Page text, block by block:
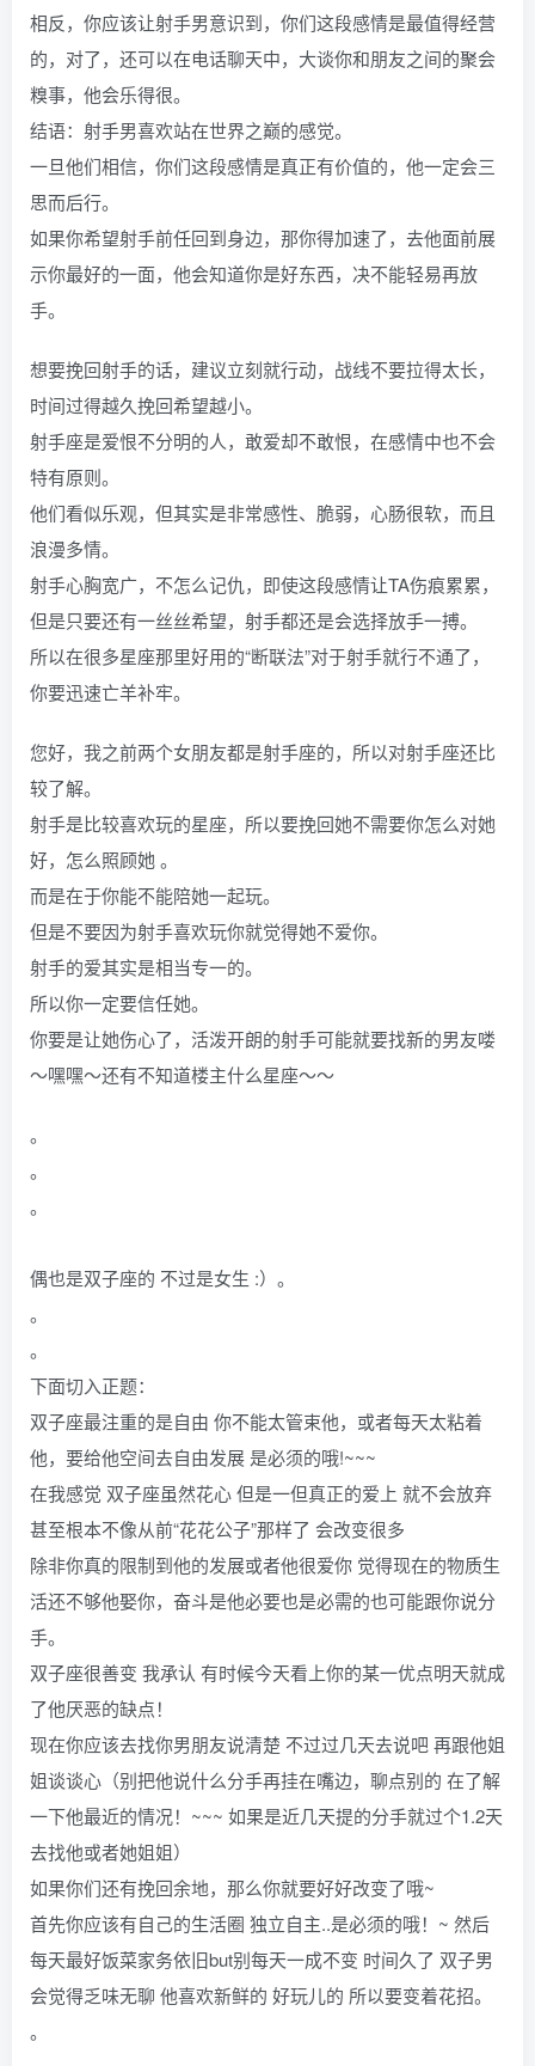
相反，你应该让射手男意识到，你们这段感情是最值得经营
的，对了，还可以在电话聊天中，大谈你和朋友之间的聚会
糗事，他会乐得很。
结语：射手男喜欢站在世界之巅的感觉。
一旦他们相信，你们这段感情是真正有价值的，他一定会三
思而后行。
如果你希望射手前任回到身边，那你得加速了，去他面前展
示你最好的一面，他会知道你是好东西，决不能轻易再放
手。
想要挽回射手的话，建议立刻就行动，战线不要拉得太长，
时间过得越久挽回希望越小。
射手座是爱恨不分明的人，敢爱却不敢恨，在感情中也不会
特有原则。
他们看似乐观，但其实是非常感性、脆弱，心肠很软，而且
浪漫多情。
射手心胸宽广，不怎么记仇，即使这段感情让TA伤痕累累，
但是只要还有一丝丝希望，射手都还是会选择放手一搏。
所以在很多星座那里好用的“断联法”对于射手就行不通了，
你要迅速亡羊补牢。
您好，我之前两个女朋友都是射手座的，所以对射手座还比
较了解。
射手是比较喜欢玩的星座，所以要挽回她不需要你怎么对她
好，怎么照顾她 。
而是在于你能不能陪她一起玩。
但是不要因为射手喜欢玩你就觉得她不爱你。
射手的爱其实是相当专一的。
所以你一定要信任她。
你要是让她伤心了，活泼开朗的射手可能就要找新的男友喽
～嘿嘿～还有不知道楼主什么星座～～
。
。
。
偶也是双子座的 不过是女生 :）。
。
。
下面切入正题：
双子座最注重的是自由 你不能太管束他，或者每天太粘着
他，要给他空间去自由发展 是必须的哦!~~~
在我感觉 双子座虽然花心 但是一但真正的爱上 就不会放弃
甚至根本不像从前“花花公子”那样了 会改变很多
除非你真的限制到他的发展或者他很爱你 觉得现在的物质生
活还不够他娶你，奋斗是他必要也是必需的也可能跟你说分
手。
双子座很善变 我承认 有时候今天看上你的某一优点明天就成
了他厌恶的缺点！
现在你应该去找你男朋友说清楚 不过过几天去说吧 再跟他姐
姐谈谈心（别把他说什么分手再挂在嘴边，聊点别的 在了解
一下他最近的情况！~~~ 如果是近几天提的分手就过个1.2天
去找他或者她姐姐）
如果你们还有挽回余地，那么你就要好好改变了哦~
首先你应该有自己的生活圈 独立自主..是必须的哦！~ 然后
每天最好饭菜家务依旧but别每天一成不变 时间久了 双子男
会觉得乏味无聊 他喜欢新鲜的 好玩儿的 所以要变着花招。
。